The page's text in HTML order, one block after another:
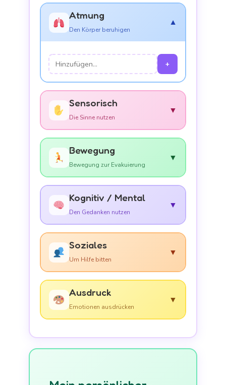
Atmung
Den Körper beruhigen
▼
+
Sensorisch
Die Sinne nutzen
▼
Bewegung
Bewegung zur Evakuierung
▼
Kognitiv / Mental
Den Gedanken nutzen
▼
Soziales
Um Hilfe bitten
▼
Ausdruck
Emotionen ausdrücken
▼